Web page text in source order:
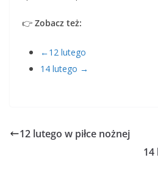
👉 Zobacz też:
←12 lutego
14 lutego →
12 lutego w piłce nożnej
14